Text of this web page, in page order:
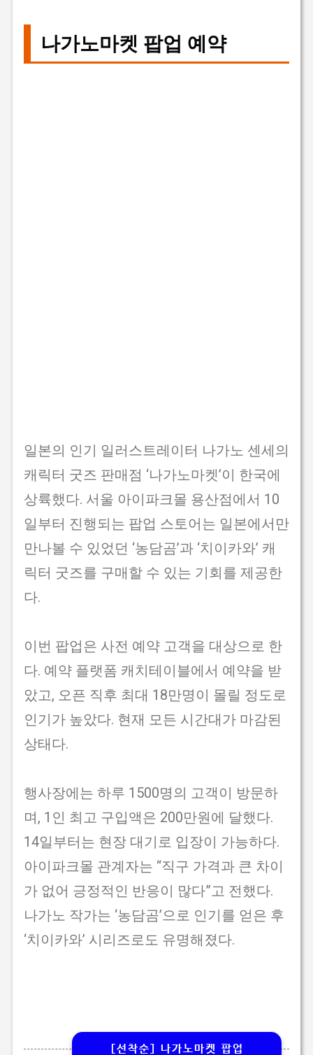
나가노마켓 팝업 예약
일본의 인기 일러스트레이터 나가노 센세의
캐릭터 굿즈 판매점 ‘나가노마켓’이 한국에
상륙했다. 서울 아이파크몰 용산점에서 10
일부터 진행되는 팝업 스토어는 일본에서만
만나볼 수 있었던 ‘농담곰’과 ‘치이카와’ 캐
릭터 굿즈를 구매할 수 있는 기회를 제공한
다.
이번 팝업은 사전 예약 고객을 대상으로 한
다. 예약 플랫폼 캐치테이블에서 예약을 받
았고, 오픈 직후 최대 18만명이 몰릴 정도로
인기가 높았다. 현재 모든 시간대가 마감된
상태다.
행사장에는 하루 1500명의 고객이 방문하
며, 1인 최고 구입액은 200만원에 달했다.
14일부터는 현장 대기로 입장이 가능하다.
아이파크몰 관계자는 “직구 가격과 큰 차이
가 없어 긍정적인 반응이 많다”고 전했다.
나가노 작가는 ‘농담곰’으로 인기를 얻은 후
‘치이카와’ 시리즈로도 유명해졌다.
[선착순] 나가노마켓 팝업